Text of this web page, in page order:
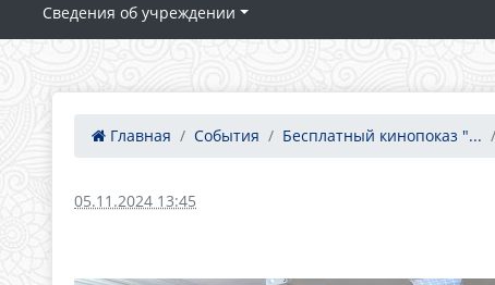
Сведения об учреждении
Главная События Бесплатный кинопоказ "...
05.11.2024 13:45